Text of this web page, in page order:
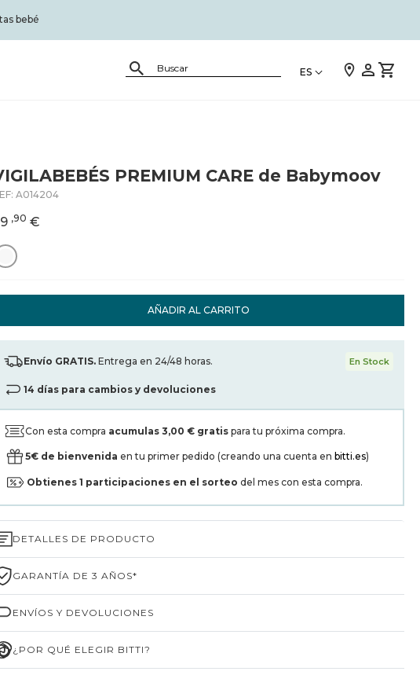
bebé
ES
PREMIUM CARE de Babymoov
A014204
,90 €
AÑADIR AL CARRITO
Envío GRATIS. Entrega en 24/48 horas. En Stock
14 días para cambios y devoluciones
Con esta compra acumulas 3,00 € gratis para tu próxima compra.
5€ de bienvenida en tu primer pedido (creando una cuenta en bitti.es)
Obtienes 1 participaciones en el sorteo del mes con esta compra.
DETALLES DE PRODUCTO
GARANTÍA DE 3 AÑOS*
ENVÍOS Y DEVOLUCIONES
¿POR QUÉ ELEGIR BITTI?